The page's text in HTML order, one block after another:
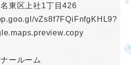
東区上社1丁目426
vZs8f7FQiFnfgKHL9?
ールーム